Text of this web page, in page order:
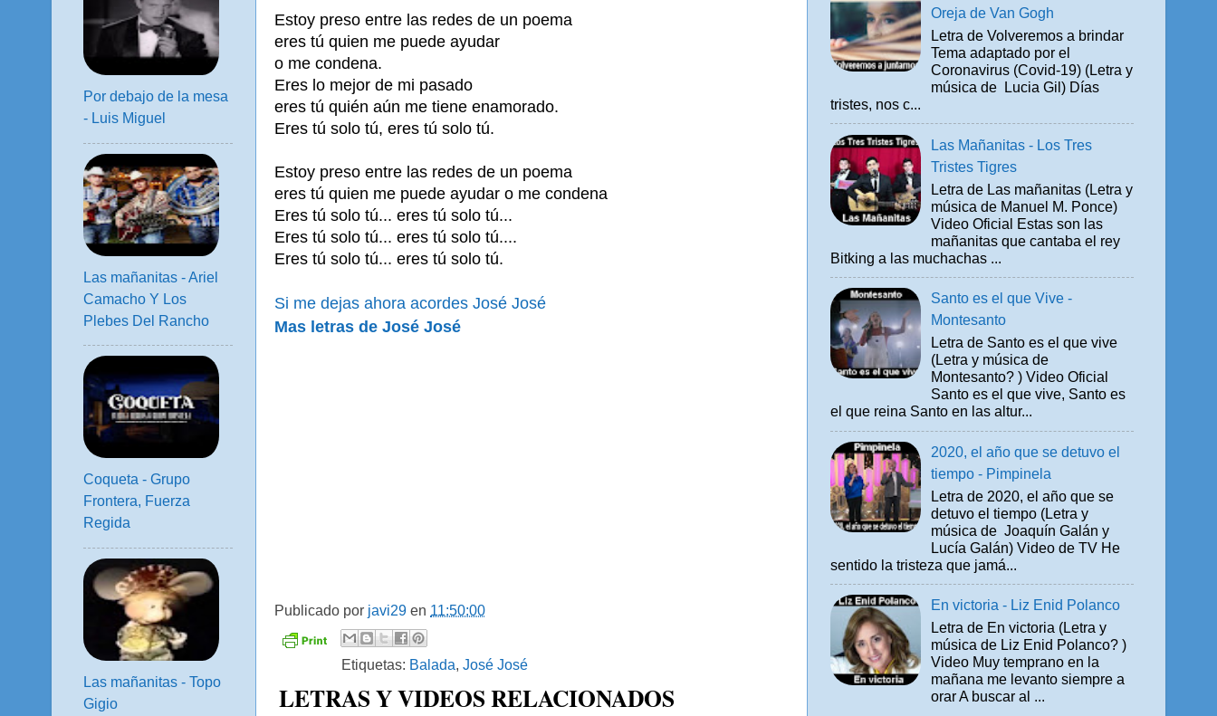
Estoy preso entre las redes de un poema
eres tú quien me puede ayudar
o me condena.
Eres lo mejor de mi pasado
eres tú quién aún me tiene enamorado.
Eres tú solo tú, eres tú solo tú.
Estoy preso entre las redes de un poema
eres tú quien me puede ayudar o me condena
Eres tú solo tú... eres tú solo tú...
Eres tú solo tú... eres tú solo tú....
Eres tú solo tú... eres tú solo tú.
Si me dejas ahora acordes José José
Mas letras de José José
Publicado por javi29 en 11:50:00
Etiquetas: Balada, José José
LETRAS Y VIDEOS RELACIONADOS
Por debajo de la mesa
- Luis Miguel
Las mañanitas - Ariel
Camacho Y Los
Plebes Del Rancho
Coqueta - Grupo
Frontera, Fuerza
Regida
Las mañanitas - Topo
Gigio
Oreja de Van Gogh
Letra de Volveremos a brindar
Tema adaptado por el
Coronavirus (Covid-19) (Letra y
música de Lucia Gil) Días
tristes, nos c...
Las Mañanitas - Los Tres
Tristes Tigres
Letra de Las mañanitas (Letra y
música de Manuel M. Ponce)
Video Oficial Estas son las
mañanitas que cantaba el rey
Bitking a las muchachas ...
Santo es el que Vive -
Montesanto
Letra de Santo es el que vive
(Letra y música de
Montesanto? ) Video Oficial
Santo es el que vive, Santo es
el que reina Santo en las altur...
2020, el año que se detuvo el
tiempo - Pimpinela
Letra de 2020, el año que se
detuvo el tiempo (Letra y
música de Joaquín Galán y
Lucía Galán) Video de TV He
sentido la tristeza que jamá...
En victoria - Liz Enid Polanco
Letra de En victoria (Letra y
música de Liz Enid Polanco? )
Video Muy temprano en la
mañana me levanto siempre a
orar A buscar al ...